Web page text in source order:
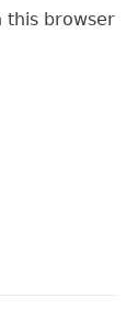
this browser